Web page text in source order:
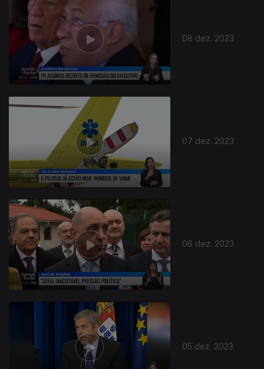
08 dez. 2023
07 dez. 2023
06 dez. 2023
05 dez. 2023